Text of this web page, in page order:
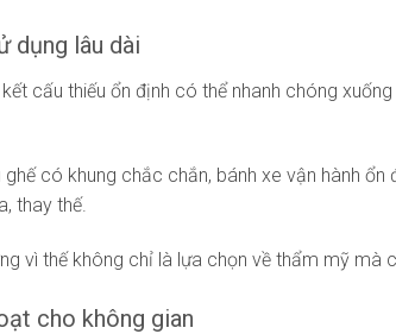
dụng lâu dài
cấu thiếu ổn định có thể nhanh chóng
có khung chắc chắn, bánh xe vận hành
thay thế.
vì thế không chỉ là lựa chọn về thẩm mỹ mà
cho không gian